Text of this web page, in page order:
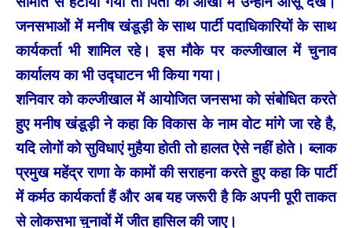
जनसभाओं में मनीष खंडूड़ी के साथ पार्टी पदाधिकारियों के साथ
कार्यकर्ता भी शामिल रहे। इस मौके पर कल्जीखाल में चुनाव
कार्यालय का भी उद्घाटन भी किया गया।
शनिवार को कल्जीखाल में आयोजित जनसभा को संबोधित करते
हुए मनीष खंडूड़ी ने कहा कि विकास के नाम वोट मांगे जा रहे है,
यदि लोगों को सुविधाएं मुहैया होती तो हालत ऐसे नहीं होते। ब्लाक
प्रमुख महेंद्र राणा के कामों की सराहना करते हुए कहा कि पार्टी
में कर्मठ कार्यकर्ता हैं और अब यह जरूरी है कि अपनी पूरी ताकत
से लोकसभा चुनावों में जीत हासिल की जाए।